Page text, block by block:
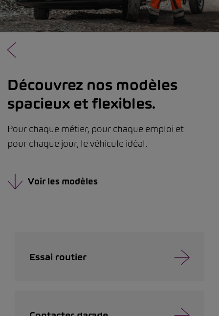
Découvrez nos modèles
spacieux et flexibles.
Pour chaque métier, pour chaque emploi et
pour chaque jour, le véhicule idéal.
Voir les modèles
Essai routier